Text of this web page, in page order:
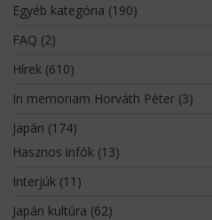
Egyéb kategória (190)
FAQ (2)
Hírek(610)
In memoriam Horváth Péter(3)
Japán (174)
Hasznos infók(13)
Interjúk(11)
Japán kultúra (62)